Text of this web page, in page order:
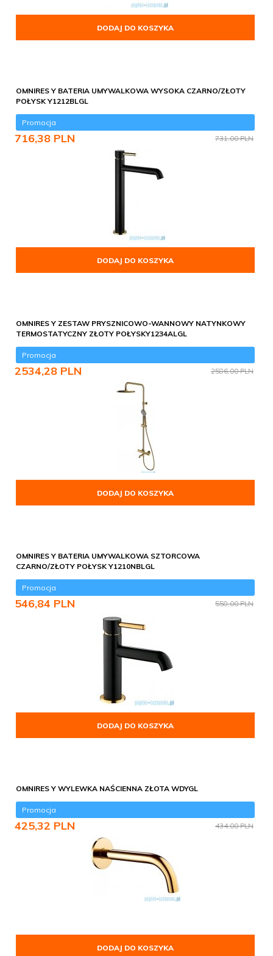
DODAJ DO KOSZYKA
OMNIRES Y BATERIA UMYWALKOWA WYSOKA CZARNO/ZŁOTY
POŁYSK Y1212BLGL
Promocja
716,38 PLN 731,00 PLN
DODAJ DO KOSZYKA
OMNIRES Y ZESTAW PRYSZNICOWO-WANNOWY NATYNKOWY
TERMOSTATYCZNY ZŁOTY POŁYSKY1234ALGL
Promocja
2534,28 PLN 2586,00 PLN
DODAJ DO KOSZYKA
OMNIRES Y BATERIA UMYWALKOWA SZTORCOWA
CZARNO/ZŁOTY POŁYSK Y1210NBLGL
Promocja
546,84 PLN 558,00 PLN
DODAJ DO KOSZYKA
OMNIRES Y WYLEWKA NAŚCIENNA ZŁOTA WDYGL
Promocja
425,32 PLN 434,00 PLN
DODAJ DO KOSZYKA